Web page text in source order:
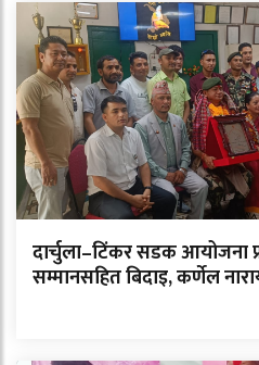
दार्चुला–टिंकर सडक
सम्मानसहित बिदाइ, कर्णेल